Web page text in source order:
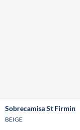
Sobrecamisa St Firmin
BEIGE